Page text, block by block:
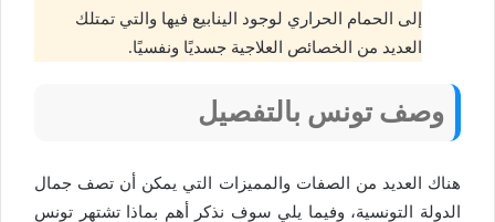
إلى الحمام الحراري لوجود الينابيع فيها والتي تمتلك
العديد من الخصائص العلاجية جسديًا ونفسيًا.
وصف تونس بالتفصيل
هناك العديد من الصفات والمميزات التي يمكن أن تصف جمال
الدولة التونسية، وفيما يلي سوف نذكر أهم بماذا تشتهر تونس